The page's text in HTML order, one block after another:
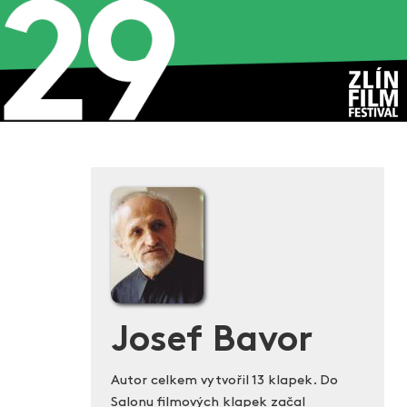
Josef Bavor
Autor celkem vytvořil 13 klapek. Do
Salonu filmových klapek začal